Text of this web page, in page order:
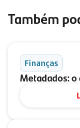
Também
Finanças
Metadados: o